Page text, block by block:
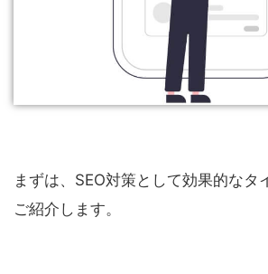
まずは、SEO対策として効果的なタ
ご紹介します。